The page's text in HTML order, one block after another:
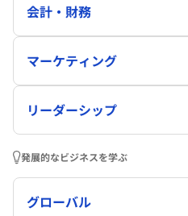
会計・財務
マーケティング
リーダーシップ
発展的なビジネスを学ぶ
グローバル